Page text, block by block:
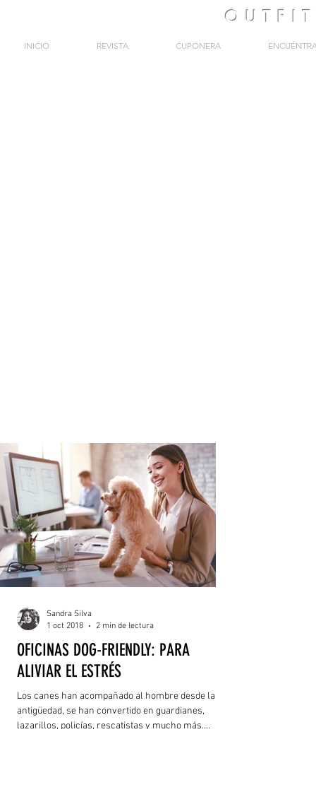
OUTFIT
INICIO REVISTA CUPONERA
OFICINAS DOG-FRIENDLY: PARA
ALIVIAR EL ESTRÉS
Los canes han acompañado al hombre desde la
antigüedad, se han convertido en guardianes,
lazarillos, policías, rescatistas y mucho más.
Sandra Silva
1 oct 2018
2 min de lectura